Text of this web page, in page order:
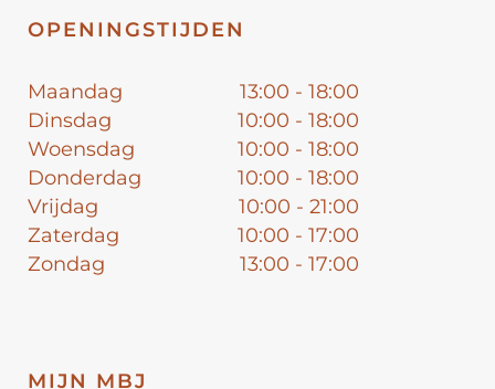
OPENINGSTIJDEN
Maandag
13:00 - 18:00
Dinsdag
10:00 - 18:00
Woensdag
10:00 - 18:00
Donderdag
10:00 - 18:00
Vrijdag
10:00 - 21:00
Zaterdag
10:00 - 17:00
Zondag
13:00 - 17:00
MIJN MBJ